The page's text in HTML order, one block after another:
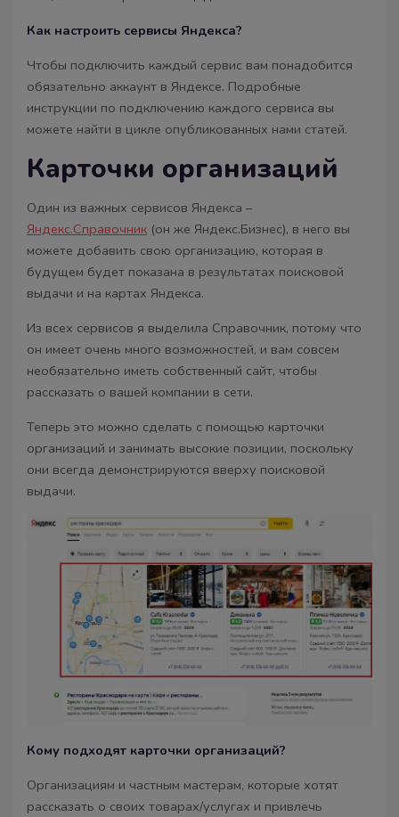
Как настроить сервисы Яндекса?
Чтобы подключить каждый сервис вам понадобится
обязательно аккаунт в Яндексе. Подробные
инструкции по подключению каждого сервиса вы
можете найти в цикле опубликованных нами статей.
Карточки организаций
Один из важных сервисов Яндекса –
Яндекс.Справочник (он же Яндекс.Бизнес), в него вы
можете добавить свою организацию, которая в
будущем будет показана в результатах поисковой
выдачи и на картах Яндекса.
Из всех сервисов я выделила Справочник, потому что
он имеет очень много возможностей, и вам совсем
необязательно иметь собственный сайт, чтобы
рассказать о вашей компании в сети.
Теперь это можно сделать с помощью карточки
организаций и занимать высокие позиции, поскольку
они всегда демонстрируются вверху поисковой
выдачи.
Кому подходят карточки организаций?
Организациям и частным мастерам, которые хотят
рассказать о своих товарах/услугах и привлечь